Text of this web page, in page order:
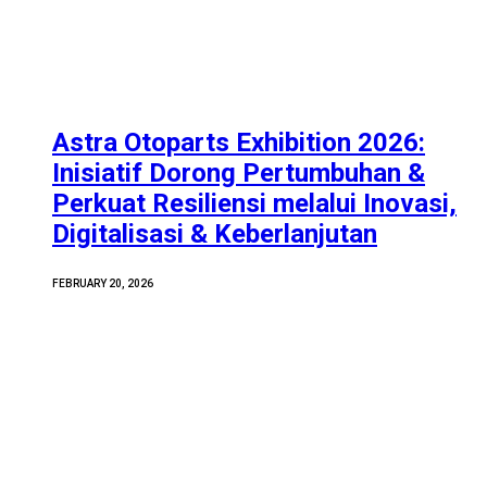
Astra Otoparts Exhibition 2026:
Inisiatif Dorong Pertumbuhan &
Perkuat Resiliensi melalui Inovasi,
Digitalisasi & Keberlanjutan
FEBRUARY 20, 2026